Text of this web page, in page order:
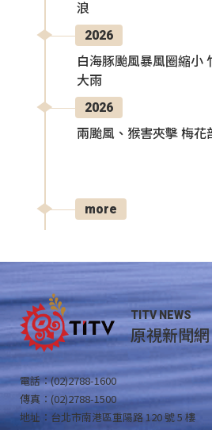
浪
2026
白海豚颱風暴風圈縮小
大雨
2026
兩颱風、猴害夾擊 梅花
more
TITV NEWS
原視新聞網
電話：(02)2788-1600
傳真：(02)2788-1500
地址：台北市南港區重陽路 120 號 5 樓